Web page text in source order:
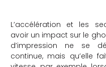
L’accélération et les
avoir un impact sur le
d’impression ne se
continue, mais qu’elle